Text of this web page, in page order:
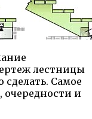
лестницы
сделать. Самое
очередности и